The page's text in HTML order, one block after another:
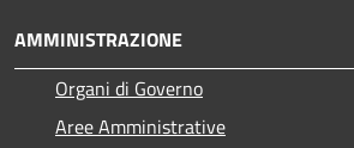
AMMINISTRAZIONE
Organi di Governo
Aree Amministrative